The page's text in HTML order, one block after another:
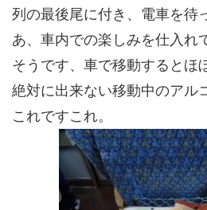
列の最後尾に付き、電車を待
あ、車内での楽しみを仕入れ
そうです、車で移動するとほ
絶対に出来ない移動中のアル
これですこれ。